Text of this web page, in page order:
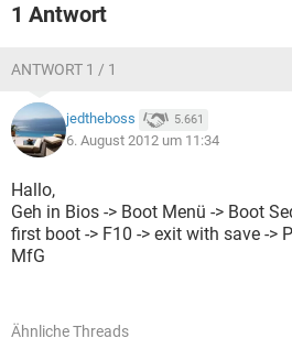
1 Antwort
ANTWORT 1 / 1
jedtheboss 5.661
6. August 2012 um 11:34
Hallo,
Geh in Bios -> Boot Menü -> Boot
first boot -> F10 -> exit with save ->
MfG
Ähnliche Threads